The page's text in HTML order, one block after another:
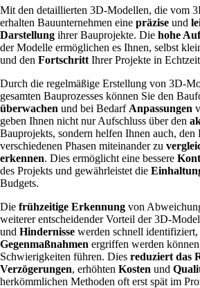
Mit den detaillierten 3D-Modellen, die vom
erhalten Bauunternehmen eine präzise und
Darstellung ihrer Bauprojekte. Die hohe
der Modelle ermöglichen es Ihnen, selbst
und den Fortschritt Ihrer Projekte in
Durch die regelmäßige Erstellung von 3D-
gesamten Bauprozesses können Sie den
überwachen und bei Bedarf Anpassungen
geben Ihnen nicht nur Aufschluss über den
Bauprojekts, sondern helfen Ihnen auch, den
verschiedenen Phasen miteinander zu
erkennen. Dies ermöglicht eine bessere
des Projekts und gewährleistet die
Budgets.
Die frühzeitige Erkennung von
weiterer entscheidender Vorteil der 3D-
und Hindernisse werden schnell identifiziert,
Gegenmaßnahmen ergriffen werden
Schwierigkeiten führen. Dies reduziert das
Verzögerungen, erhöhten Kosten und
herkömmlichen Methoden oft erst spät im